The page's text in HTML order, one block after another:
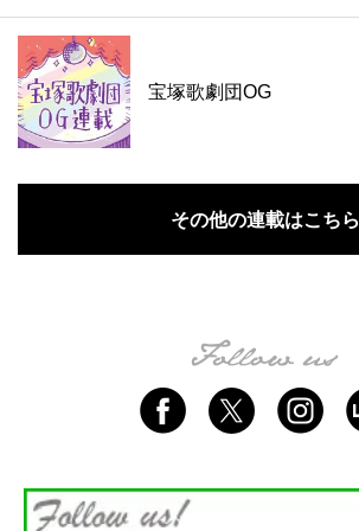
宝塚歌劇団OG
その他の連載はこちら